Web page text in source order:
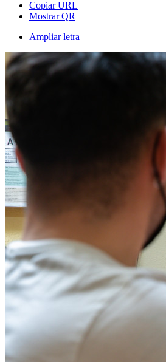
Copiar URL
Mostrar QR
Ampliar letra